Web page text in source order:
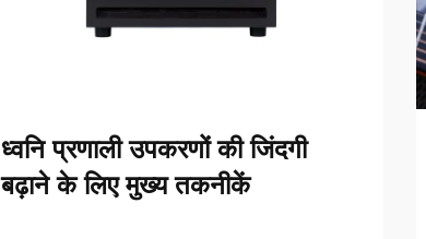
ध्वनि प्रणाली उपकरणों की जिंदगी
बढ़ाने के लिए मुख्य तकनीकें